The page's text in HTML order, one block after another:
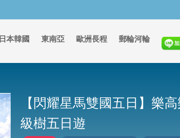
日本韓國 東南亞 歐洲長程 郵輪河輪
【閃耀星馬雙國五日】樂
級樹五日遊